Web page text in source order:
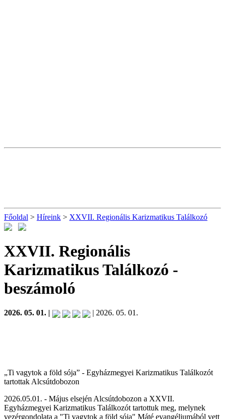
Főoldal > Híreink > XXVII. Regionális Karizmatikus Találkozó
XXVII. Regionális
Karizmatikus Találkozó -
beszámoló
2026. 05. 01. | | 2026. 05. 01.
„Ti vagytok a föld sója” - Egyházmegyei Karizmatikus Találkozót
tartottak Alcsútdobozon
2026.05.01. - Május elsején Alcsútdobozon a XXVII.
Egyházmegyei Karizmatikus Találkozót tartottuk meg, melynek
vezérgondolata a "Ti vagytok a föld sója" Máté evangéliumából vett